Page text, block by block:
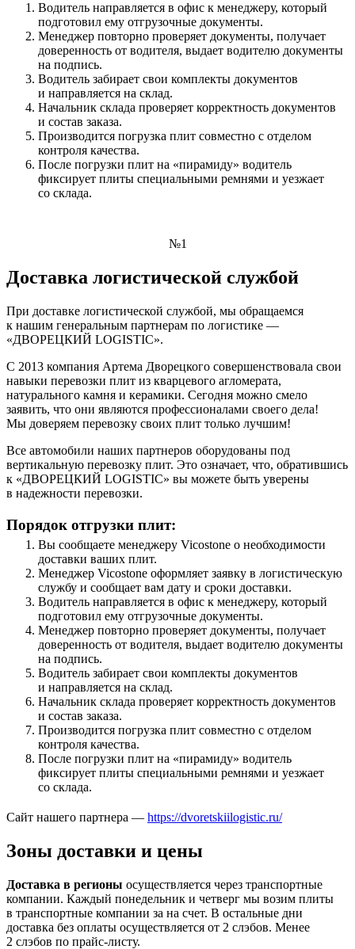
Водитель направляется в офис к менеджеру, который
подготовил ему отгрузочные документы.
Менеджер повторно проверяет документы, получает
доверенность от водителя, выдает водителю документы
на подпись.
Водитель забирает свои комплекты документов
и направляется на склад.
Начальник склада проверяет корректность документов
и состав заказа.
Производится погрузка плит совместно с отделом
контроля качества.
После погрузки плит на «пирамиду» водитель
фиксирует плиты специальными ремнями и уезжает
со склада.
№1
Доставка логистической службой
При доставке логистической службой, мы обращаемся
к нашим генеральным партнерам по логистике —
«ДВОРЕЦКИЙ LOGISTIC».
С 2013 компания Артема Дворецкого совершенствовала свои
навыки перевозки плит из кварцевого агломерата,
натурального камня и керамики. Сегодня можно смело
заявить, что они являются профессионалами своего дела!
Мы доверяем перевозку своих плит только лучшим!
Все автомобили наших партнеров оборудованы под
вертикальную перевозку плит. Это означает, что, обратившись
к «ДВОРЕЦКИЙ LOGISTIC» вы можете быть уверены
в надежности перевозки.
Порядок отгрузки плит:
Вы сообщаете менеджеру Vicostone о необходимости
доставки ваших плит.
Менеджер Vicostone оформляет заявку в логистическую
службу и сообщает вам дату и сроки доставки.
Водитель направляется в офис к менеджеру, который
подготовил ему отгрузочные документы.
Менеджер повторно проверяет документы, получает
доверенность от водителя, выдает водителю документы
на подпись.
Водитель забирает свои комплекты документов
и направляется на склад.
Начальник склада проверяет корректность документов
и состав заказа.
Производится погрузка плит совместно с отделом
контроля качества.
После погрузки плит на «пирамиду» водитель
фиксирует плиты специальными ремнями и уезжает
со склада.
Сайт нашего партнера — https://dvoretskiilogistic.ru/
Зоны доставки и цены
Доставка в регионы осуществляется через транспортные
компании. Каждый понедельник и четверг мы возим плиты
в транспортные компании за на счет. В остальные дни
доставка без оплаты осуществляется от 2 слэбов. Менее
2 слэбов по прайс-листу.